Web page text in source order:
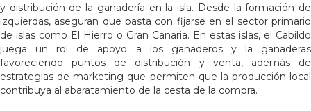
y distribución de la ganadería en la isla. Desde la formación de
izquierdas, aseguran que basta con fijarse en el sector primario
de islas como El Hierro o Gran Canaria. En estas islas, el Cabildo
juega un rol de apoyo a los ganaderos y la ganaderas
favoreciendo puntos de distribución y venta, además de
estrategias de marketing que permiten que la producción local
contribuya al abaratamiento de la cesta de la compra.